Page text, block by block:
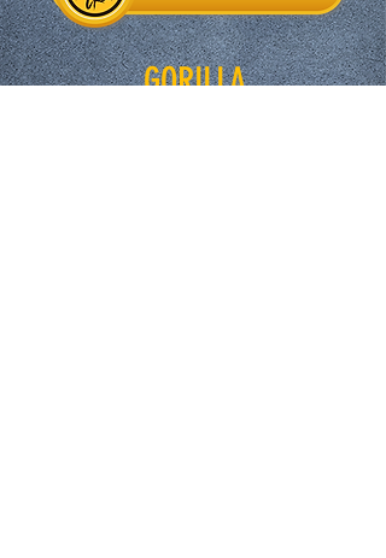
GORILLA